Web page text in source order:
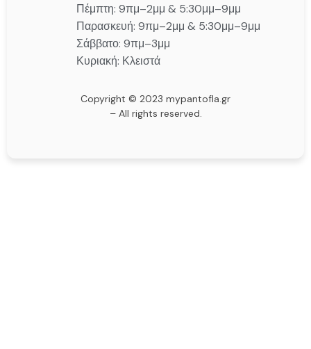
Πέμπτη: 9πμ–2μμ & 5:30μμ–9μμ
Παρασκευή: 9πμ–2μμ & 5:30μμ–9μμ
Σάββατο: 9πμ–3μμ
Κυριακή: Κλειστά
Copyright © 2023 mypantofla.gr
– All rights reserved.